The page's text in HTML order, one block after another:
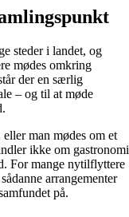
steder i landet, og
mødes omkring
der en særlig
– og til at møde
man mødes om et
ikke om gastronomi
For mange nytilflyttere
arrangementer
på.